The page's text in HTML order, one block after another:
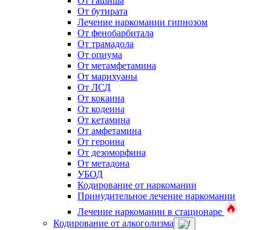
От бутирата
Лечение наркомании гипнозом
От фенобарбитала
От трамадола
От опиума
От метамфетамина
От марихуаны
От ЛСД
От кокаина
От кодеина
От кетамина
От амфетамина
От героина
От дезоморфина
От метадона
УБОД
Кодирование от наркомании
Принудительное лечение наркомании
Лечение наркомании в стационаре
Кодирование от алкоголизма